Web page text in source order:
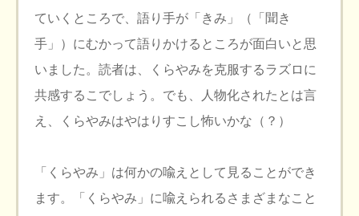
ていくところで、語り手が「きみ」（「聞き
手」）にむかって語りかけるところが面白いと思
いました。読者は、くらやみを克服するラズロに
共感するこでしょう。でも、人物化されたとは言
え、くらやみはやはりすこし怖いかな（？）
「くらやみ」は何かの喩えとして見ることができ
ます。「くらやみ」に喩えられるさまざまなこと